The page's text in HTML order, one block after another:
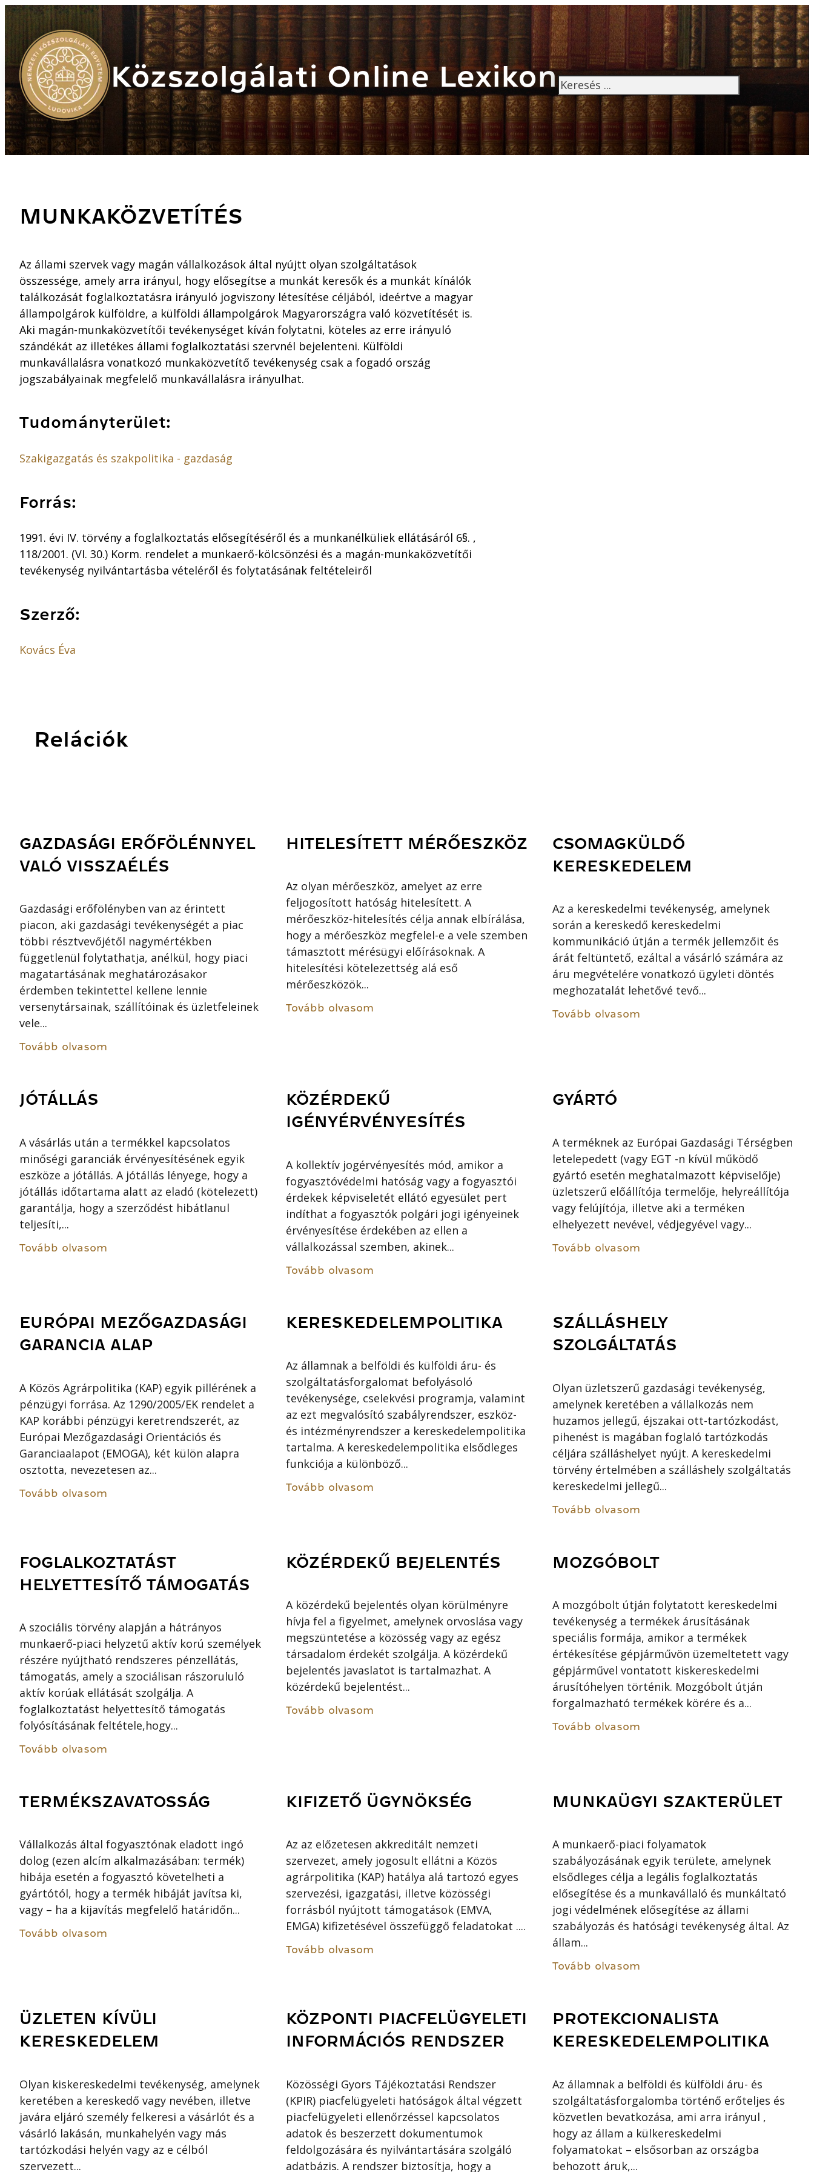
Közszolgálati Online Lexikon Keresés
MUNKAKÖZVETÍTÉS
Az állami szervek vagy magán vállalkozások által nyújtt olyan szolgáltatások
összessége, amely arra irányul, hogy elősegítse a munkát keresők és a munkát kínálók
találkozását foglalkoztatásra irányuló jogviszony létesítése céljából, ideértve a magyar
állampolgárok külföldre, a külföldi állampolgárok Magyarországra való közvetítését is.
Aki magán-munkaközvetítői tevékenységet kíván folytatni, köteles az erre irányuló
szándékát az illetékes állami foglalkoztatási szervnél bejelenteni. Külföldi
munkavállalásra vonatkozó munkaközvetítő tevékenység csak a fogadó ország
jogszabályainak megfelelő munkavállalásra irányulhat.
Tudományterület:
Szakigazgatás és szakpolitika - gazdaság
Forrás:
1991. évi IV. törvény a foglalkoztatás elősegítéséről és a munkanélküliek ellátásáról 6§. ,
118/2001. (VI. 30.) Korm. rendelet a munkaerő-kölcsönzési és a magán-munkaközvetítői
tevékenység nyilvántartásba vételéről és folytatásának feltételeiről
Szerző:
Kovács Éva
Relációk
GAZDASÁGI ERŐFÖLÉNNYEL
VALÓ VISSZAÉLÉS
Gazdasági erőfölényben van az érintett
piacon, aki gazdasági tevékenységét a piac
többi résztvevőjétől nagymértékben
függetlenül folytathatja, anélkül, hogy piaci
magatartásának meghatározásakor
érdemben tekintettel kellene lennie
versenytársainak, szállítóinak és üzletfeleinek
vele...
Tovább olvasom
HITELESÍTETT MÉRŐESZKÖZ
Az olyan mérőeszköz, amelyet az erre
feljogosított hatóság hitelesített. A
mérőeszköz-hitelesítés célja annak elbírálása,
hogy a mérőeszköz megfelel-e a vele szemben
támasztott mérésügyi előírásoknak. A
hitelesítési kötelezettség alá eső
mérőeszközök...
Tovább olvasom
CSOMAGKÜLDŐ
KERESKEDELEM
Az a kereskedelmi tevékenység, amelynek
során a kereskedő kereskedelmi
kommunikáció útján a termék jellemzőit és
árát feltüntető, ezáltal a vásárló számára az
áru megvételére vonatkozó ügyleti döntés
meghozatalát lehetővé tevő...
Tovább olvasom
JÓTÁLLÁS
A vásárlás után a termékkel kapcsolatos
minőségi garanciák érvényesítésének egyik
eszköze a jótállás. A jótállás lényege, hogy a
jótállás időtartama alatt az eladó (kötelezett)
garantálja, hogy a szerződést hibátlanul
teljesíti,...
Tovább olvasom
KÖZÉRDEKŰ
IGÉNYÉRVÉNYESÍTÉS
A kollektív jogérvényesítés mód, amikor a
fogyasztóvédelmi hatóság vagy a fogyasztói
érdekek képviseletét ellátó egyesület pert
indíthat a fogyasztók polgári jogi igényeinek
érvényesítése érdekében az ellen a
vállalkozással szemben, akinek...
Tovább olvasom
GYÁRTÓ
A terméknek az Európai Gazdasági Térségben
letelepedett (vagy EGT -n kívül működő
gyártó esetén meghatalmazott képviselője)
üzletszerű előállítója termelője, helyreállítója
vagy felújítója, illetve aki a terméken
elhelyezett nevével, védjegyével vagy...
Tovább olvasom
EURÓPAI MEZŐGAZDASÁGI
GARANCIA ALAP
A Közös Agrárpolitika (KAP) egyik pillérének a
pénzügyi forrása. Az 1290/2005/EK rendelet a
KAP korábbi pénzügyi keretrendszerét, az
Európai Mezőgazdasági Orientációs és
Garanciaalapot (EMOGA), két külön alapra
osztotta, nevezetesen az...
Tovább olvasom
KERESKEDELEMPOLITIKA
Az államnak a belföldi és külföldi áru- és
szolgáltatásforgalomat befolyásoló
tevékenysége, cselekvési programja, valamint
az ezt megvalósító szabályrendszer, eszköz-
és intézményrendszer a kereskedelempolitika
tartalma. A kereskedelempolitika elsődleges
funkciója a különböző...
Tovább olvasom
SZÁLLÁSHELY
SZOLGÁLTATÁS
Olyan üzletszerű gazdasági tevékenység,
amelynek keretében a vállalkozás nem
huzamos jellegű, éjszakai ott-tartózkodást,
pihenést is magában foglaló tartózkodás
céljára szálláshelyet nyújt. A kereskedelmi
törvény értelmében a szálláshely szolgáltatás
kereskedelmi jellegű...
Tovább olvasom
FOGLALKOZTATÁST
HELYETTESÍTŐ TÁMOGATÁS
A szociális törvény alapján a hátrányos
munkaerő-piaci helyzetű aktív korú személyek
részére nyújtható rendszeres pénzellátás,
támogatás, amely a szociálisan rászorululó
aktív korúak ellátását szolgálja. A
foglalkoztatást helyettesítő támogatás
folyósításának feltétele,hogy...
Tovább olvasom
KÖZÉRDEKŰ BEJELENTÉS
A közérdekű bejelentés olyan körülményre
hívja fel a figyelmet, amelynek orvoslása vagy
megszüntetése a közösség vagy az egész
társadalom érdekét szolgálja. A közérdekű
bejelentés javaslatot is tartalmazhat. A
közérdekű bejelentést...
Tovább olvasom
MOZGÓBOLT
A mozgóbolt útján folytatott kereskedelmi
tevékenység a termékek árusításának
speciális formája, amikor a termékek
értékesítése gépjárművön üzemeltetett vagy
gépjárművel vontatott kiskereskedelmi
árusítóhelyen történik. Mozgóbolt útján
forgalmazható termékek körére és a...
Tovább olvasom
TERMÉKSZAVATOSSÁG
Vállalkozás által fogyasztónak eladott ingó
dolog (ezen alcím alkalmazásában: termék)
hibája esetén a fogyasztó követelheti a
gyártótól, hogy a termék hibáját javítsa ki,
vagy – ha a kijavítás megfelelő határidőn...
Tovább olvasom
KIFIZETŐ ÜGYNÖKSÉG
Az az előzetesen akkreditált nemzeti
szervezet, amely jogosult ellátni a Közös
agrárpolitika (KAP) hatálya alá tartozó egyes
szervezési, igazgatási, illetve közösségi
forrásból nyújtott támogatások (EMVA,
EMGA) kifizetésével összefüggő feladatokat ....
Tovább olvasom
MUNKAÜGYI SZAKTERÜLET
A munkaerő-piaci folyamatok
szabályozásának egyik területe, amelynek
elsődleges célja a legális foglalkoztatás
elősegítése és a munkavállaló és munkáltató
jogi védelmének elősegítése az állami
szabályozás és hatósági tevékenység által. Az
állam...
Tovább olvasom
ÜZLETEN KÍVÜLI
KERESKEDELEM
Olyan kiskereskedelmi tevékenység, amelynek
keretében a kereskedő vagy nevében, illetve
javára eljáró személy felkeresi a vásárlót és a
vásárló lakásán, munkahelyén vagy más
tartózkodási helyén vagy az e célból
szervezett...
KÖZPONTI PIACFELÜGYELETI
INFORMÁCIÓS RENDSZER
Közösségi Gyors Tájékoztatási Rendszer
(KPIR) piacfelügyeleti hatóságok által végzett
piacfelügyeleti ellenőrzéssel kapcsolatos
adatok és beszerzett dokumentumok
feldolgozására és nyilvántartására szolgáló
adatbázis. A rendszer biztosítja, hogy a
PROTEKCIONALISTA
KERESKEDELEMPOLITIKA
Az államnak a belföldi és külföldi áru- és
szolgáltatásforgalomba történő erőteljes és
közvetlen bevatkozása, ami arra irányul ,
hogy az állam a külkereskedelmi
folyamatokat – elsősorban az országba
behozott áruk,...